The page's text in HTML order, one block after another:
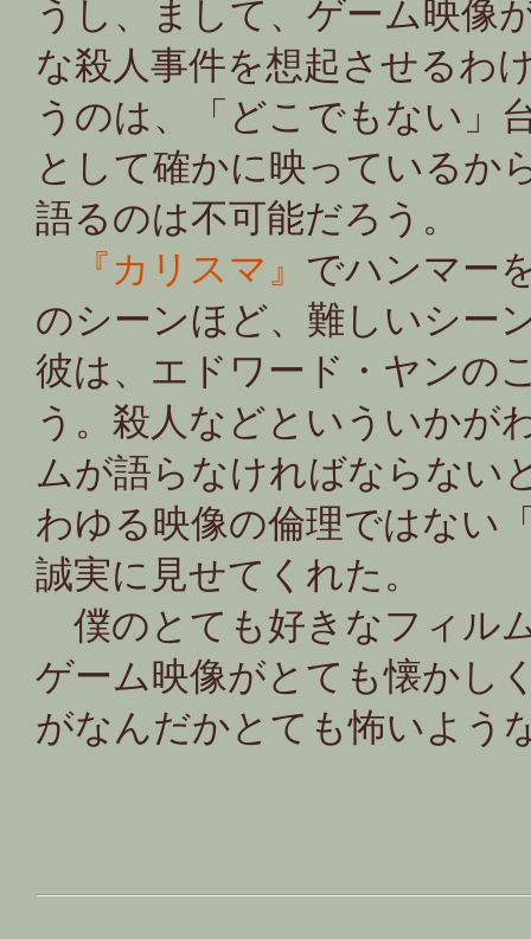
うし、まして、ゲーム映像
な殺人事件を想起させるわ
うのは、「どこでもない」
として確かに映っているか
語るのは不可能だろう。
『カリスマ』 でハンマー
のシーンほど、難しいシー
彼は、エドワード・ヤンの
う。殺人などといういかが
ムが語らなければならない
わゆる映像の倫理ではない
誠実に見せてくれた。
僕のとても好きなフィル
ゲーム映像がとても懐かし
がなんだかとても怖いよう